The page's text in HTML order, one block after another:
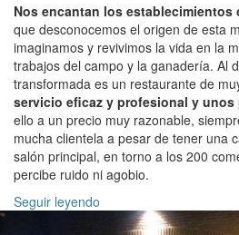
Nos encantan los establecimientos
que desconocemos el origen de esta
imaginamos y revivimos la vida en la
trabajos del campo y la ganadería. Al
transformada es un restaurante de
servicio eficaz y profesional y
ello a un precio muy razonable,
mucha clientela a pesar de tener una
salón principal, en torno a los 200
percibe ruido ni agobio.
Seguir leyendo